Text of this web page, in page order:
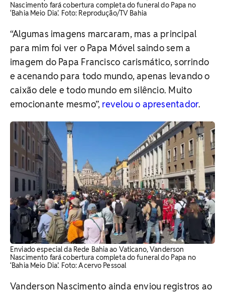
Nascimento fará cobertura completa do funeral do Papa no
‘Bahia Meio Dia’. Foto: Reprodução/TV Bahia
“Algumas imagens marcaram, mas a principal
para mim foi ver o Papa Móvel saindo sem a
imagem do Papa Francisco carismático, sorrindo
e acenando para todo mundo, apenas levando o
caixão dele e todo mundo em silêncio. Muito
emocionante mesmo”, revelou o apresentador.
Enviado especial da Rede Bahia ao Vaticano, Vanderson
Nascimento fará cobertura completa do funeral do Papa no
‘Bahia Meio Dia’. Foto: Acervo Pessoal
Vanderson Nascimento ainda enviou registros ao